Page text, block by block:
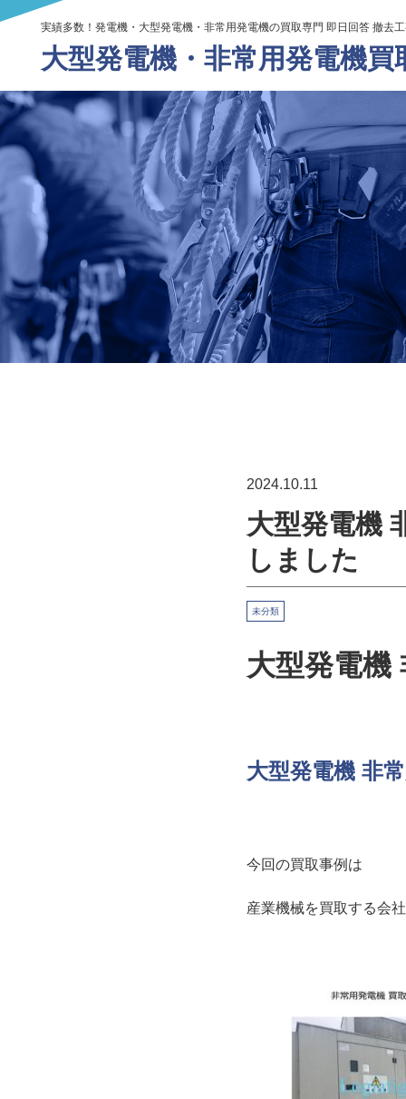
実績多数！発電機・大型発電機・非常用発電機の買取専門 即日回答 撤去
大型発電機・ 非常用発電機買
2024.10.11
大型発電機
しました
未分類
大型発電機
大型発電機 非
今回の買取事例は
産業機械を買取する会